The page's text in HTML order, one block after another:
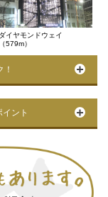
ダイヤモンドウェイ
（579m）
ント